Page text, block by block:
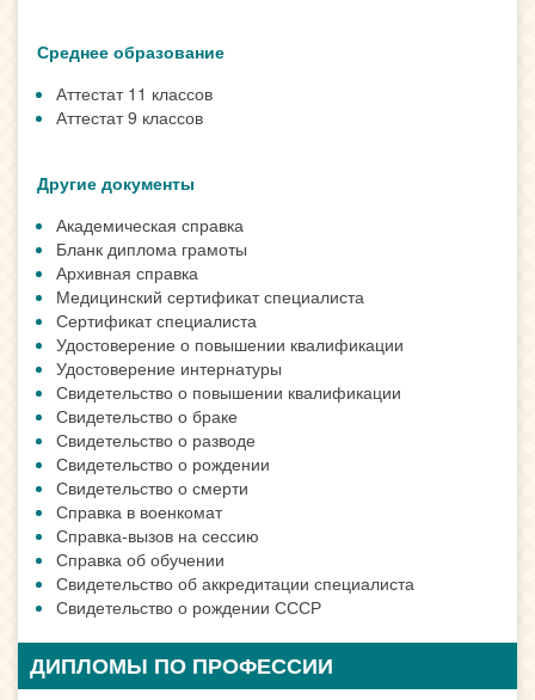
Среднее образование
Аттестат 11 классов
Аттестат 9 классов
Другие документы
Академическая справка
Бланк диплома грамоты
Архивная справка
Медицинский сертификат специалиста
Сертификат специалиста
Удостоверение о повышении квалификации
Удостоверение интернатуры
Свидетельство о повышении квалификации
Свидетельство о браке
Свидетельство о разводе
Свидетельство о рождении
Свидетельство о смерти
Справка в военкомат
Справка-вызов на сессию
Справка об обучении
Свидетельство об аккредитации специалиста
Свидетельство о рождении СССР
ДИПЛОМЫ ПО ПРОФЕССИИ